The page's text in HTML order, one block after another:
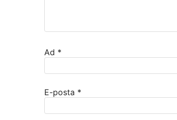
Ad *
E-posta *